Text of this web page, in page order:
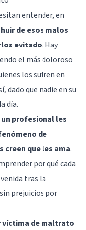
entender, en
de esos malos
evitado. Hay
el más doloroso
los sufren en
dado que nadie en su
día.
profesional les
de
creen que les ama.
por qué cada
tras la
prejuicios por
víctima de maltrato